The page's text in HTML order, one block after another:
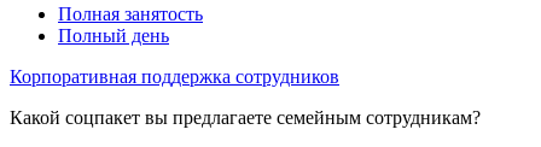
Полная занятость
Полный день
Корпоративная поддержка сотрудников
Какой соцпакет вы предлагаете семейным сотрудникам?